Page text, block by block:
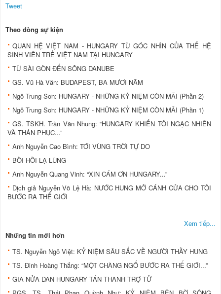
Tweet
Theo dòng sự kiện
QUAN HỆ VIỆT NAM - HUNGARY TỪ GÓC NHÌN CỦA THẾ HỆ
SINH VIÊN TRẺ VIỆT NAM TẠI HUNGARY
TỪ SÀI GÒN ĐẾN SÔNG DANUBE
GS. Vũ Hà Văn: BUDAPEST, BA MƯƠI NĂM
Ngô Trung Sơn: HUNGARY - NHỮNG KỶ NIỆM CÒN MÃI (Phần 2)
Ngô Trung Sơn: HUNGARY - NHỮNG KỶ NIỆM CÒN MÃI (Phần 1)
GS. TSKH. Trần Văn Nhung: “HUNGARY KHIẾN TÔI NGẠC NHIÊN
VÀ THÁN PHỤC...”
Anh Nguyễn Cao Bình: TỚI VÙNG TRỜI TỰ DO
BỒI HỒI LẠ LÙNG
Anh Nguyễn Quang Vinh: “XIN CÁM ƠN HUNGARY...”
Dịch giả Nguyễn Võ Lệ Hà: NƯỚC HUNG MỞ CÁNH CỬA CHO TÔI
BƯỚC RA THẾ GIỚI
Xem tiếp...
Những tin mới hơn
TS. Nguyễn Ngô Việt: KỶ NIỆM SÂU SẮC VỀ NGƯỜI THẦY HUNG
TS. Đinh Hoàng Thắng: “MỘT CHÀNG NGỐ BƯỚC RA THẾ GIỚI...”
GIÀ NỬA DÂN HUNGARY TÁN THÀNH TRỢ TỬ